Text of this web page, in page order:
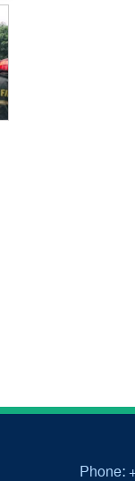
Phone: